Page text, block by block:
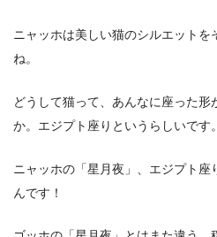
ニャッホは美しい猫のシルエットを
ね。
どうして猫って、あんなに座った形
か。エジプト座りというらしいです。
ニャッホの「星月夜」、エジプト
んです！